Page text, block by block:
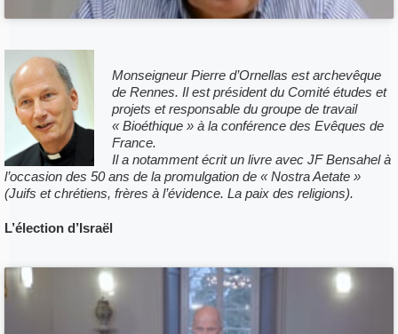
Monseigneur Pierre d’Ornellas est archevêque
de Rennes. Il est président du Comité études et
projets et responsable du groupe de travail
« Bioéthique » à la conférence des Evêques de
France.
Il a notamment écrit un livre avec JF Bensahel à
l’occasion des 50 ans de la promulgation de « Nostra Aetate »
(Juifs et chrétiens, frères à l’évidence. La paix des religions).
L’élection d’Israël